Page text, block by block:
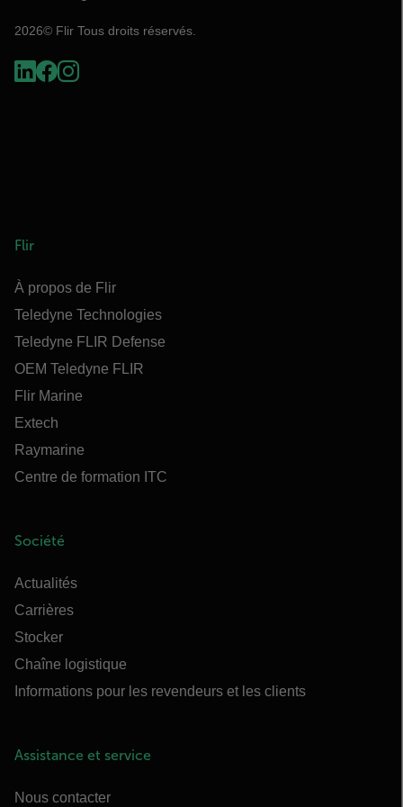
2026© Flir Tous droits réservés.
Flir
À propos de Flir
Teledyne Technologies
Teledyne FLIR Defense
OEM Teledyne FLIR
Flir Marine
Extech
Raymarine
Centre de formation ITC
Société
Actualités
Carrières
Stocker
Chaîne logistique
Informations pour les revendeurs et les clients
Assistance et service
Nous contacter